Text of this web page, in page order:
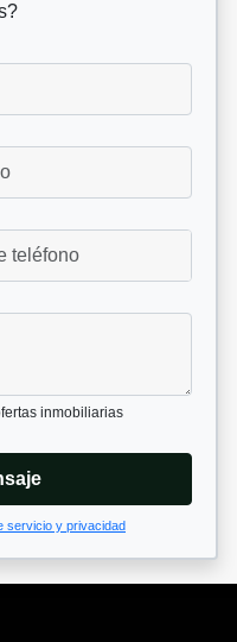
inmobiliarias
servicio y privacidad